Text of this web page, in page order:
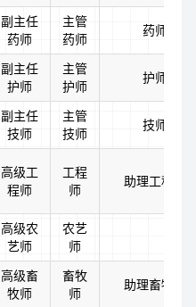
副主任
药师
主管
药师
药师
副主任
护师
主管
护师
护师
副主任
技师
主管
技师
技师
高级工
程师
工程
师
助理工程师
高级农
艺师
农艺
师
高级畜
牧师
畜牧
师
助理畜牧师